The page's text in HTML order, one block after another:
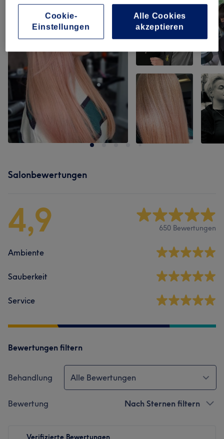
Salonbewertungen
4,9 650 Bewertungen
Ambiente
Sauberkeit
Service
Bewertungen filtern
Behandlung Alle Bewertungen
Bewertung Nach Sternen filtern
Verifizierte Bewertungen
Cookie-
Einstellungen
Alle Cookies
akzeptieren